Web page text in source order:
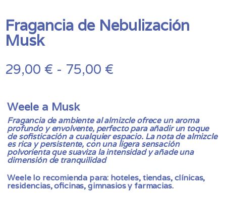
Fragancia de Nebulización
Musk
29,00 € - 75,00 €
29,00 €
hasta
75,00 €
Weele a Musk
Fragancia de ambiente al almizcle ofrece un aroma
profundo y envolvente, perfecto para añadir un toque
de sofisticación a cualquier espacio. La nota de almizcle
es rica y persistente, con una ligera sensación
polvorienta que suaviza la intensidad y añade una
dimensión de tranquilidad
Weele lo recomienda para: hoteles, tiendas, clínicas,
residencias, oficinas, gimnasios y farmacias.